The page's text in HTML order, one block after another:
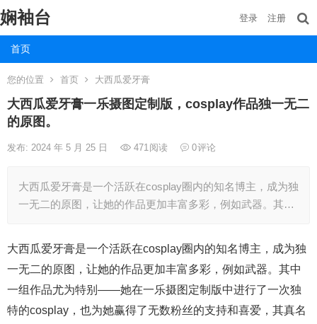
娴袖台
首页
登录 注册
您的位置 首页 大西瓜爱牙膏
大西瓜爱牙膏一乐摄图定制版，cosplay作品独一无二
的原图。
发布: 2024 年 5 月 25 日 471阅读 0评论
大西瓜爱牙膏是一个活跃在cosplay圈内的知名博主，成为独
一无二的原图，让她的作品更加丰富多彩，例如武器。其…
大西瓜爱牙膏是一个活跃在cosplay圈内的知名博主，成为独
一无二的原图，让她的作品更加丰富多彩，例如武器。其中
一组作品尤为特别——她在一乐摄图定制版中进行了一次独
特的cosplay，也为她赢得了无数粉丝的支持和喜爱，其真名